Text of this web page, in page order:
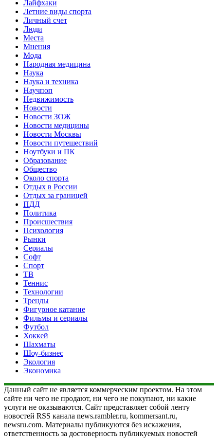
Лайфхаки
Летние виды спорта
Личный счет
Люди
Места
Мнения
Мода
Народная медицина
Наука
Наука и техника
Научпоп
Недвижимость
Новости
Новости ЗОЖ
Новости медицины
Новости Москвы
Новости путешествий
Ноутбуки и ПК
Образование
Общество
Около спорта
Отдых в России
Отдых за границей
ПДД
Политика
Происшествия
Психология
Рынки
Сериалы
Софт
Спорт
ТВ
Теннис
Технологии
Тренды
Фигурное катание
Фильмы и сериалы
Футбол
Хоккей
Шахматы
Шоу-бизнес
Экология
Экономика
Данный сайт не является коммерческим проектом. На этом
сайте ни чего не продают, ни чего не покупают, ни какие
услуги не оказываются. Сайт представляет собой ленту
новостей RSS канала news.rambler.ru, kommersant.ru,
newsru.com. Материалы публикуются без искажения,
ответственность за достоверность публикуемых новостей